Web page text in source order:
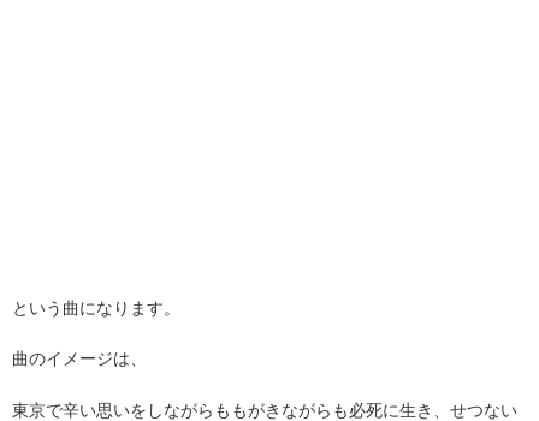
という曲になります。
曲のイメージは、
東京で辛い思いをしながらももがきながらも必死に生き、せつない